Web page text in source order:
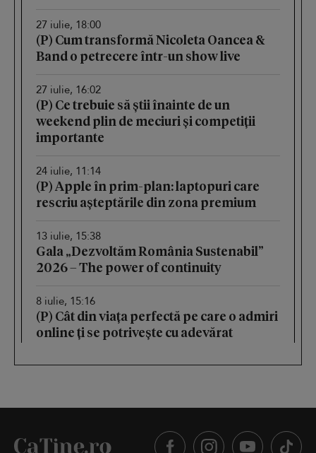
27 iulie, 18:00
(P) Cum transformă Nicoleta Oancea &
Band o petrecere într-un show live
27 iulie, 16:02
(P) Ce trebuie să știi înainte de un
weekend plin de meciuri și competiții
importante
24 iulie, 11:14
(P) Apple în prim-plan: laptopuri care
rescriu așteptările din zona premium
13 iulie, 15:38
Gala „Dezvoltăm România Sustenabil”
2026 – The power of continuity
8 iulie, 15:16
(P) Cât din viața perfectă pe care o admiri
online ți se potrivește cu adevărat